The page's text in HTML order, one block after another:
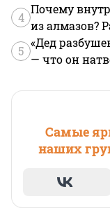
4
Почему
из алмазов?
5
«Дед
— что он
Самые
наших